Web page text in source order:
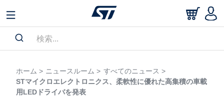
ホーム > ニュースルーム > すべてのニュース >
STマイクロエレクトロニクス、柔軟性に優れた高集積の車載
用LEDドライバを発表